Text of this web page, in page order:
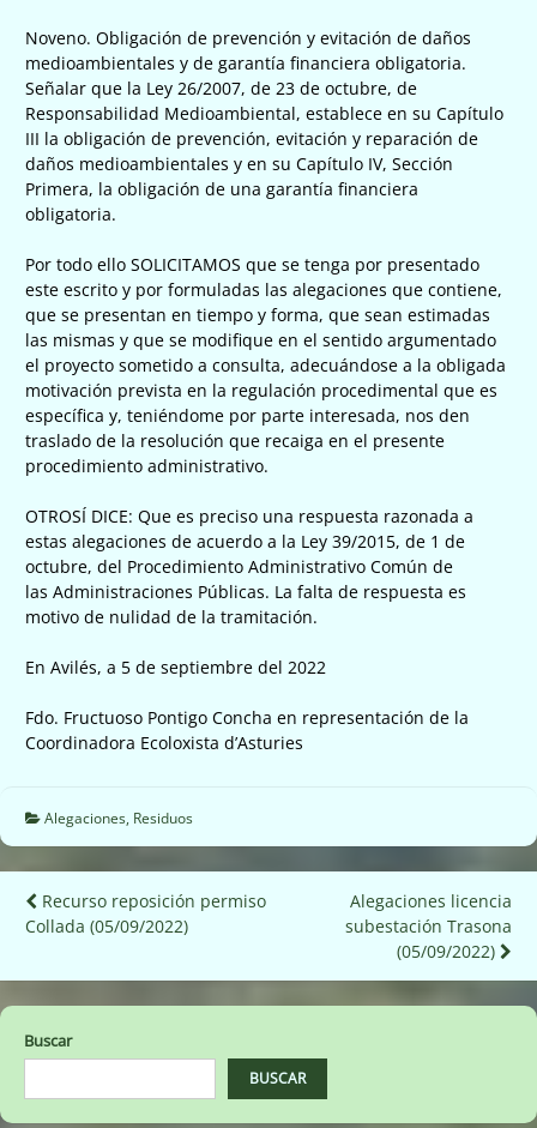
Noveno. Obligación de prevención y evitación de daños
medioambientales y de garantía financiera obligatoria.
Señalar que la Ley 26/2007, de 23 de octubre, de
Responsabilidad Medioambiental, establece en su Capítulo
III la obligación de prevención, evitación y reparación de
daños medioambientales y en su Capítulo IV, Sección
Primera, la obligación de una garantía financiera
obligatoria.
Por todo ello SOLICITAMOS que se tenga por presentado
este escrito y por formuladas las alegaciones que contiene,
que se presentan en tiempo y forma, que sean estimadas
las mismas y que se modifique en el sentido argumentado
el proyecto sometido a consulta, adecuándose a la obligada
motivación prevista en la regulación procedimental que es
específica y, teniéndome por parte interesada, nos den
traslado de la resolución que recaiga en el presente
procedimiento administrativo.
OTROSÍ DICE: Que es preciso una respuesta razonada a
estas alegaciones de acuerdo a la Ley 39/2015, de 1 de
octubre, del Procedimiento Administrativo Común de
las Administraciones Públicas. La falta de respuesta es
motivo de nulidad de la tramitación.
En Avilés, a 5 de septiembre del 2022
Fdo. Fructuoso Pontigo Concha en representación de la
Coordinadora Ecoloxista d’Asturies
Alegaciones, Residuos
Navegación
de
entradas
Recurso reposición permiso
Collada (05/09/2022)
Alegaciones licencia
subestación Trasona
(05/09/2022)
Buscar
BUSCAR